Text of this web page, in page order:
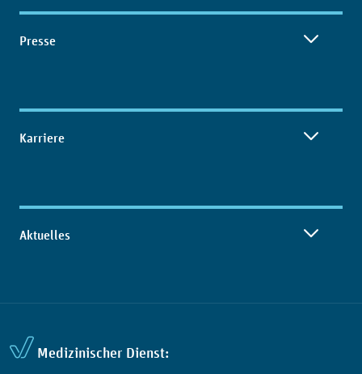
Presse
Karriere
Aktuelles
Medizinischer Dienst: